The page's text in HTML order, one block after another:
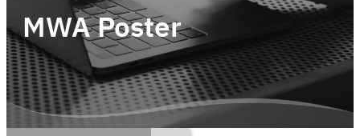
MWA Poster